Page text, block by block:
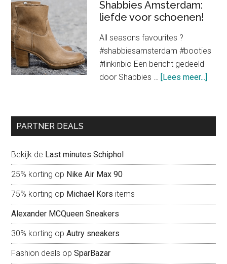
oversized
voor
een
trendy
look
Shabbies Amsterdam:
liefde voor schoenen!
All seasons favourites ?
#shabbiesamsterdam #booties
#linkinbio Een bericht gedeeld
door Shabbies … [Lees meer...]
PARTNER DEALS
Bekijk de Last minutes Schiphol
25% korting op Nike Air Max 90
75% korting op Michael Kors items
Alexander MCQueen Sneakers
30% korting opAutry sneakers
Fashion deals opSparBazar